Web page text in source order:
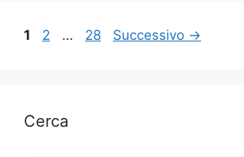
Pagina
1 Pagina
2 … Pagina
28 Successivo →
Cerca